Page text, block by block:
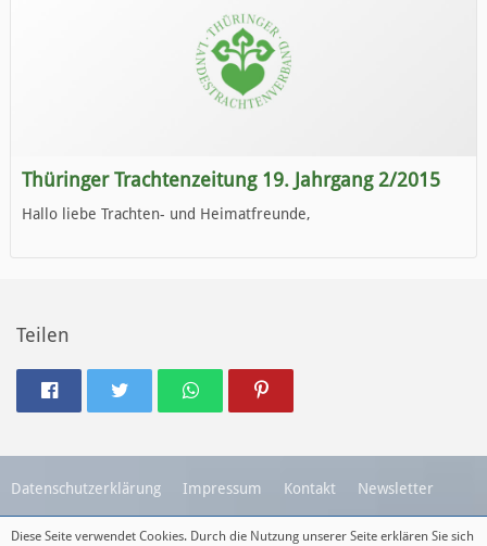
Thüringer Trachtenzeitung 19. Jahrgang 2/2015
Hallo liebe Trachten- und Heimatfreunde,
Teilen
Datenschutzerklärung Impressum Kontakt Newsletter
Diese Seite verwendet Cookies. Durch die Nutzung unserer Seite erklären Sie sich